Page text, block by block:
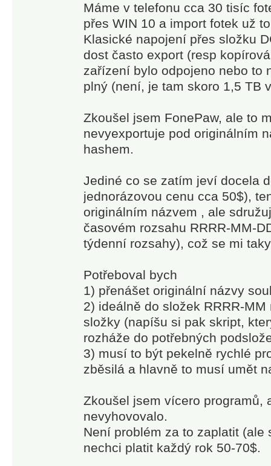
Máme v telefonu cca 30 tisíc
přes WIN 10 a import fotek už
Klasické napojení přes složku
dost často export (resp
zařízení bylo odpojeno nebo to
plný (není, je tam skoro 1,5 TB
Zkoušel jsem FonePaw, ale to
nevyexportuje pod originálním
hashem.
Jediné co se zatím jeví docela
jednorázovou cenu cca 50$),
originálním názvem , ale
časovém rozsahu RRRR-MM-
týdenní rozsahy), což se mi
Potřeboval bych
1) přenášet originální názvy
2) ideálně do složek RRRR-
složky (napíšu si pak skript,
rozháže do potřebných
3) musí to být pekelně rychlé
zběsilá a hlavně to musí umět
Zkoušel jsem vícero programů,
nevyhovovalo.
Není problém za to zaplatit (ale
nechci platit každý rok 50-70$.